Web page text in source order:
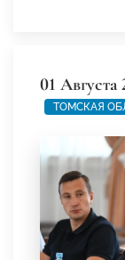
01 Августа
ТОМСКАЯ